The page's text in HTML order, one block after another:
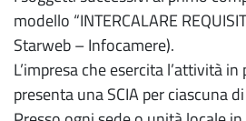
modello “INTERCALARE
Starweb – Infocamere).
L’impresa che esercita l’attività
presenta una SCIA per ciascuna